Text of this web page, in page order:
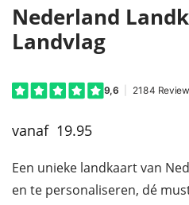
Nederland
Landvlag
19.95
Een unieke landkaart van
en te personaliseren, dé